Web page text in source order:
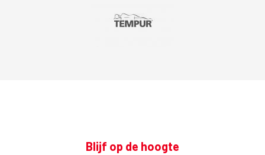
Blijf op de hoogte